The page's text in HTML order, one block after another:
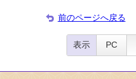
前のページへ戻る
表示 PC